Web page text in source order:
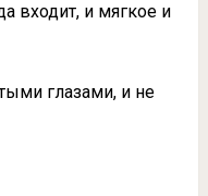
входит, и мягкое и
глазами, и не